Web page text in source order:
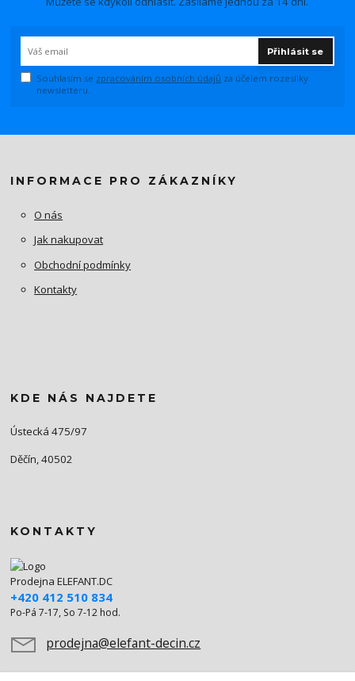
Přihlásit se
Souhlasím se zpracováním osobních údajů za účelem rozesílky
newsletteru.
INFORMACE PRO ZÁKAZNÍKY
O nás
Jak nakupovat
Obchodní podmínky
Kontakty
KDE NÁS NAJDETE
Ústecká 475/97
Děčín, 40502
KONTAKTY
Prodejna ELEFANT.DC
+420 412 510 834
Po-Pá 7-17, So 7-12 hod.
prodejna@elefant-decin.cz